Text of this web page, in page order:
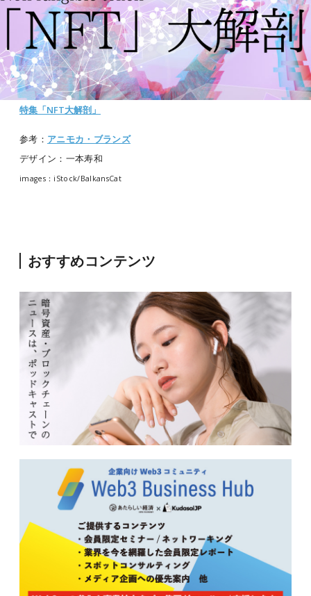
特集「NFT大解剖」
参考： アニモカ・ブランズ
デザイン：一本寿和
images：iStock/BalkansCat
おすすめコンテンツ